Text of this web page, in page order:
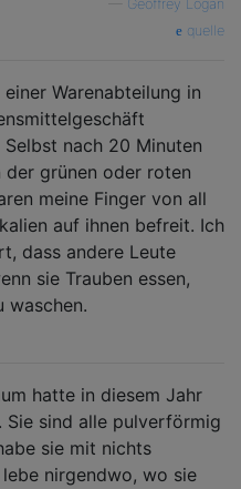
Geoffrey Logan
quelle
Warenabteilung in
nach 20 Minuten
der grünen oder roten
meine Finger von all
auf ihnen befreit. Ich
dass andere Leute
sie Trauben essen,
waschen.
hatte in diesem Jahr
Sie sind alle pulverförmig
sie mit nichts
nirgendwo, wo sie